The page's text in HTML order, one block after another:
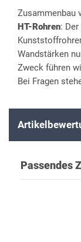
Zusammenbau
HT-Rohren:
Wandstärken
Zweck führen
Bei Fragen
Passendes